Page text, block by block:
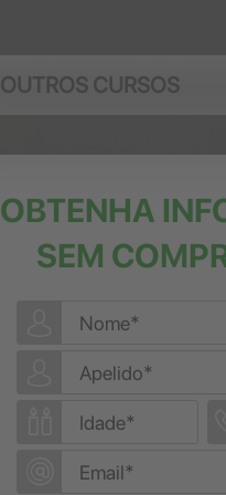
OUTROS CURSOS
OBTENHA
SEM